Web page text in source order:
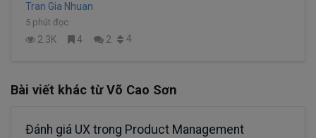
Tran Gia Nhuan
5 phút đọc
2.3K 4 2 4
Bài viết khác từ Võ Cao Sơn
Đánh giá UX trong Product Management